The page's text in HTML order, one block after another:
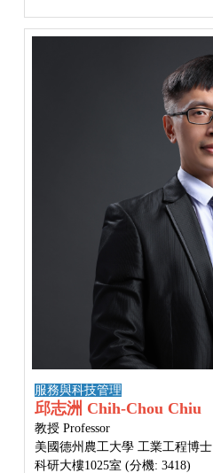
服務與科技管理
邱志洲 Chih-Chou Chiu
教授 Professor
美國德州農工大學 工業工程博士
科研大樓1025室 (分機: 3418)